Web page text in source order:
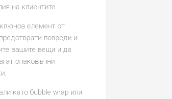
на клиентите.
елемент от
повреди и
вашите вещи и да
опаковъчни
като бubble wrap или